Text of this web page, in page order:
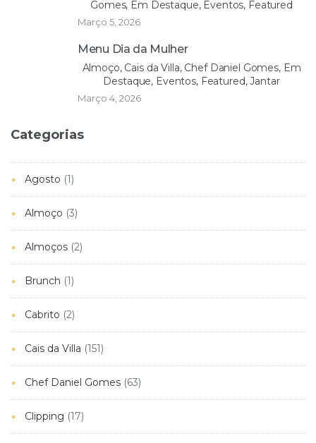
Gomes, Em Destaque, Eventos, Featured
Março 5, 2026
Menu Dia da Mulher
Almoço, Cais da Villa, Chef Daniel Gomes, Em
Destaque, Eventos, Featured, Jantar
Março 4, 2026
Categorias
Agosto (1)
Almoço (3)
Almoços (2)
Brunch (1)
Cabrito (2)
Cais da Villa (151)
Chef Daniel Gomes (63)
Clipping (17)